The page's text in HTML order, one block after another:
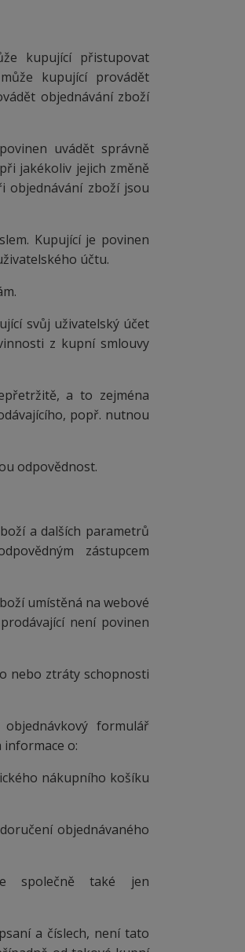
kupující přistupovat
kupující provádět
objednávání zboží
uvádět správně
jakékoliv jejich změně
objednávání zboží jsou
Kupující je povinen
účtu.
svůj uživatelský účet
z kupní smlouvy
a to zejména
popř. nutnou
odpovědnost.
a dalších parametrů
zástupcem
umístěná na webové
není povinen
nebo ztráty schopnosti
formulář
o:
nákupního košíku
objednávaného
společně také jen
a číslech, není tato